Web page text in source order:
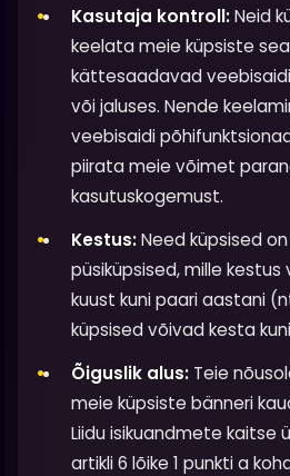
Kasutaja kontroll:Neid
keelata meie küpsiste
kättesaadavad
või jaluses. Nende
veebisaidi
piirata meie võimet
kasutuskogemust.
Kestus:Need küpsised
püsiküpsised, mille
kuust kuni paari aastani
küpsised võivad kesta
Õiguslik alus: Teie
meie küpsiste bänneri
Liidu isikuandmete kaitse
artikli 6 lõike 1 punkti a